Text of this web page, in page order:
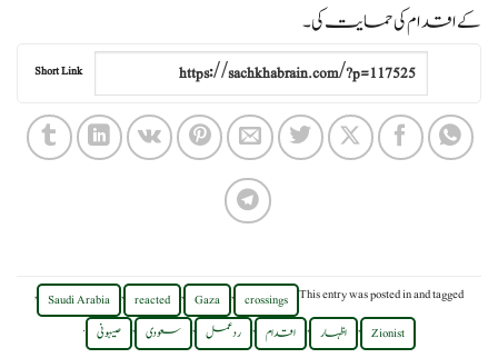
کے اقدام کی حمایت کی۔
Short Link
This entry was posted inand tagged
crossings
,
Gaza
,
reacted
,
Saudi Arabia
,
Zionist
, اظہار , اقدام , ردعمل , سعودی , صیہونی .